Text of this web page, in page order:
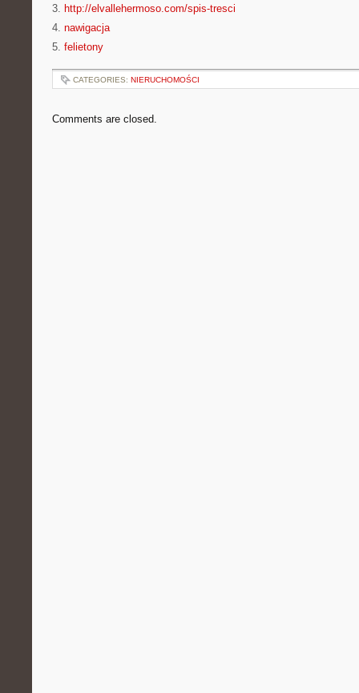
3. http://elvallehermoso.com/spis-tresci
4. nawigacja
5. felietony
CATEGORIES: NIERUCHOMOŚCI
Comments are closed.